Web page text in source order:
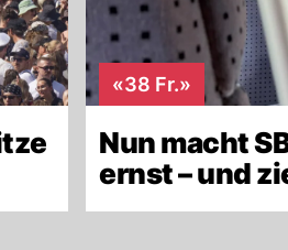
«38 Fr.»
Nun macht
ernst – und